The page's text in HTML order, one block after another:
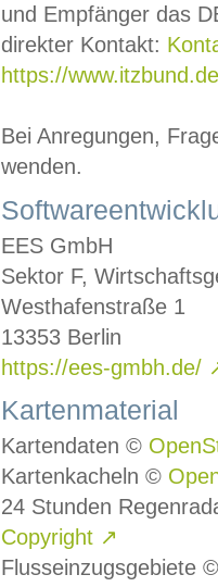
und Empfänger das
direkter Kontakt:
https://
Bei Anregungen,
wenden.
EES GmbH
Sektor F,
Westhafenstraße 1
13353 Berlin
https://ees-gmbh.de/
Kartenmaterial
Kartendaten ©
Kartenkacheln ©
24 Stunden
Copyright ↗
Flusseinzugsgebiete